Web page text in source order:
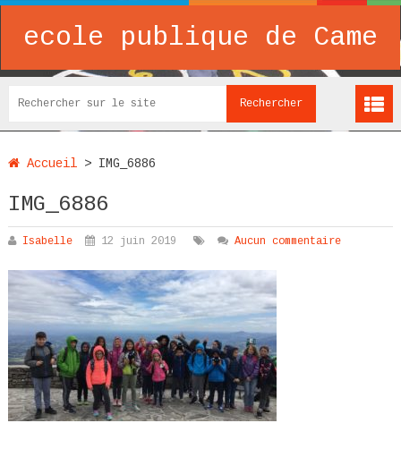
ecole publique de Came
Accueil> IMG_6886
IMG_6886
Isabelle 12 juin 2019 Aucun commentaire